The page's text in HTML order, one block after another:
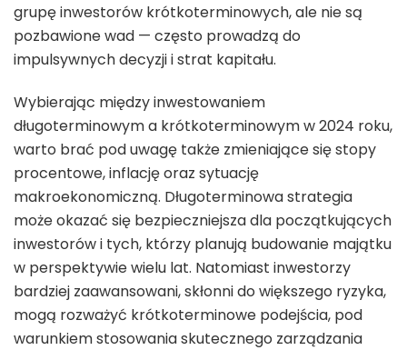
grupę inwestorów krótkoterminowych, ale nie są
pozbawione wad — często prowadzą do
impulsywnych decyzji i strat kapitału.
Wybierając między inwestowaniem
długoterminowym a krótkoterminowym w 2024 roku,
warto brać pod uwagę także zmieniające się stopy
procentowe, inflację oraz sytuację
makroekonomiczną. Długoterminowa strategia
może okazać się bezpieczniejsza dla początkujących
inwestorów i tych, którzy planują budowanie majątku
w perspektywie wielu lat. Natomiast inwestorzy
bardziej zaawansowani, skłonni do większego ryzyka,
mogą rozważyć krótkoterminowe podejścia, pod
warunkiem stosowania skutecznego zarządzania